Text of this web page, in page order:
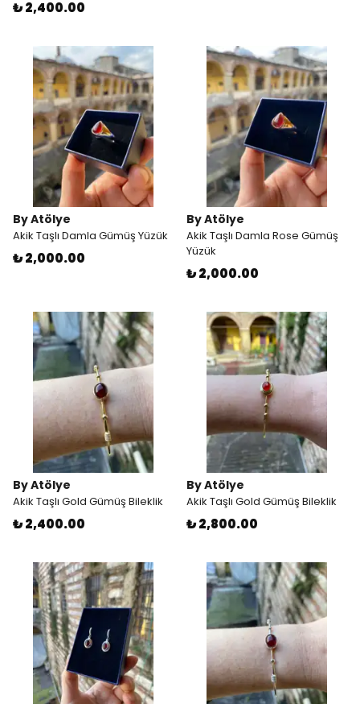
₺ 2,400.00
By Atölye
Akik Taşlı Damla Gümüş Yüzük
₺ 2,000.00
By Atölye
Akik Taşlı Damla Rose Gümüş
Yüzük
₺ 2,000.00
By Atölye
Akik Taşlı Gold Gümüş Bileklik
₺ 2,400.00
By Atölye
Akik Taşlı Gold Gümüş Bileklik
₺ 2,800.00